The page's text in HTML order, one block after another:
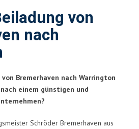
von
nach
Bremerhaven nach Warrington
einem günstigen und
Schröder Bremerhaven aus